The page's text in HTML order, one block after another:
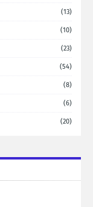
(13)
(10)
(23)
(54)
(8)
(6)
(20)